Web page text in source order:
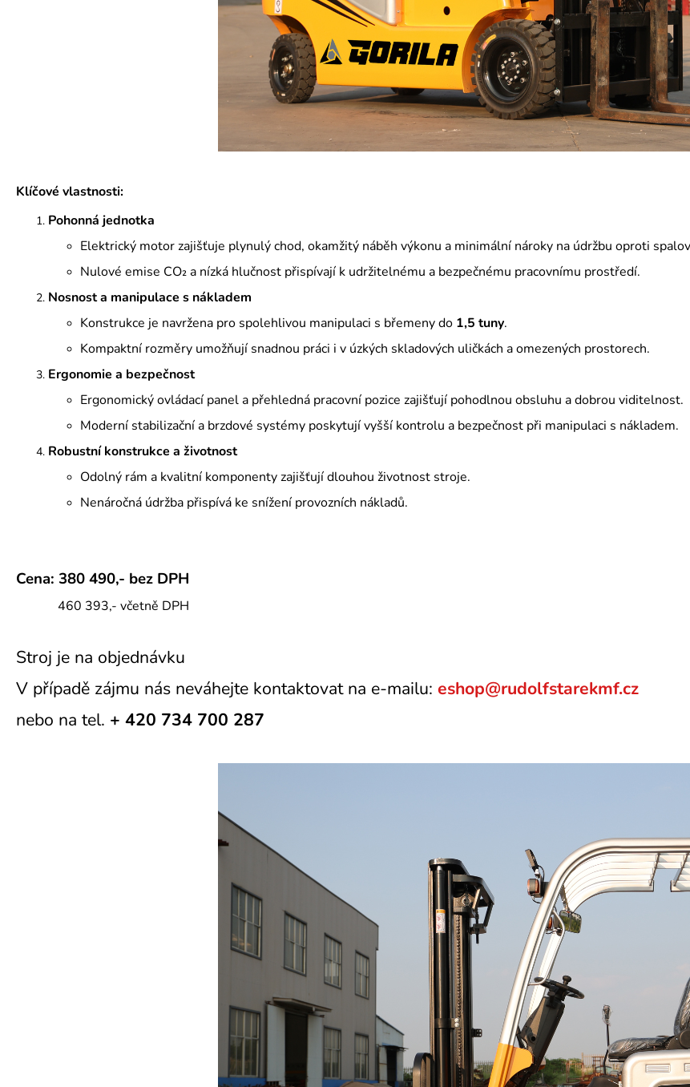
Klíčové vlastnosti:
Pohonná jednotka
Elektrický motor zajišťuje plynulý chod, okamžitý náběh výkonu a minimální nároky na údržbu oproti
Nulové emise CO₂ a nízká hlučnost přispívají k udržitelnému a bezpečnému pracovnímu prostředí.
Nosnost a manipulace s nákladem
Konstrukce je navržena pro spolehlivou manipulaci s břemeny do 1,5 tuny.
Kompaktní rozměry umožňují snadnou práci i v úzkých skladových uličkách a omezených prostorech.
Ergonomie a bezpečnost
Ergonomický ovládací panel a přehledná pracovní pozice zajišťují pohodlnou obsluhu a dobrou viditelnost.
Moderní stabilizační a brzdové systémy poskytují vyšší kontrolu a bezpečnost při manipulaci s nákladem.
Robustní konstrukce a životnost
Odolný rám a kvalitní komponenty zajišťují dlouhou životnost stroje.
Nenáročná údržba přispívá ke snížení provozních nákladů.
Cena: 380 490,- bez DPH
460 393,- včetně DPH
Stroj je na objednávku
V případě zájmu nás neváhejte kontaktovat na e-mailu: eshop@rudolfstarekmf.cz
nebo na tel. + 420 734 700 287